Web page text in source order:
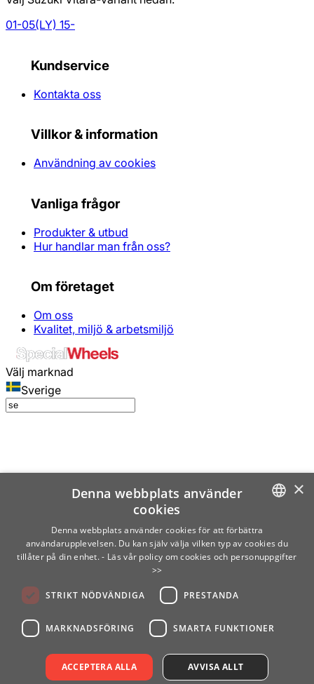
01-05(LY) 15-
Kundservice
Kontakta oss
Villkor & information
Användning av cookies
Vanliga frågor
Produkter & utbud
Hur handlar man från oss?
Om företaget
Om oss
Kvalitet, miljö & arbetsmiljö
Välj marknad
Sverige
SWEDISH
×
Denna webbplats använder
cookies
Denna webbplats använder cookies för att förbättra
användarupplevelsen. Du kan själv välja vilken typ av cookies du
tillåter på din enhet. - Läs vår policy om cookies och personuppgifter
>>
STRIKT NÖDVÄNDIGA PRESTANDA
MARKNADSFÖRING SMARTA FUNKTIONER
ACCEPTERA ALLA AVVISA ALLT